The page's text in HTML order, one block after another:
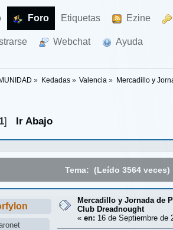
Foro Etiquetas Ezine
Webchat Ayuda
» Kedadas» Valencia » Mercadillo y
1] Ir Abajo
Tema: (Leído 3564 veces)
Mercadillo y Jornada de
Club Dreadnought
« en: 16 de Septiembre de